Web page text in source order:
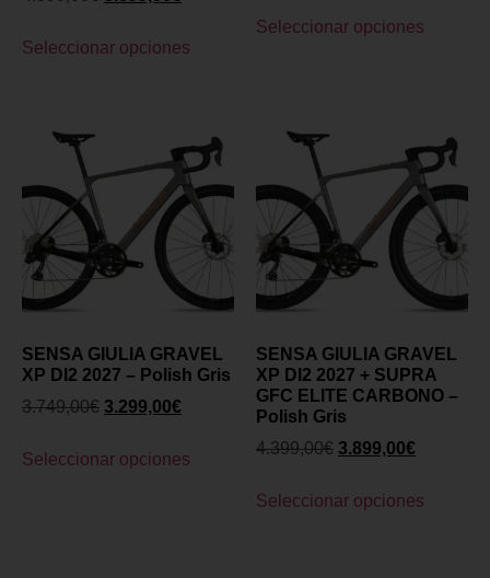
Seleccionar opciones
Seleccionar opciones
SENSA GIULIA GRAVEL
XP DI2 2027 – Polish Gris
3.749,00€ 3.299,00€
Seleccionar opciones
SENSA GIULIA GRAVEL
XP DI2 2027 + SUPRA
GFC ELITE CARBONO –
Polish Gris
4.399,00€ 3.899,00€
Seleccionar opciones